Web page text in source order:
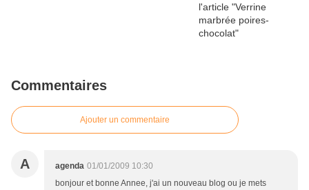
Commentaires
Ajouter un commentaire
A agenda 01/01/2009 10:30
bonjour et bonne Annee, j'ai un nouveau blog ou je mets